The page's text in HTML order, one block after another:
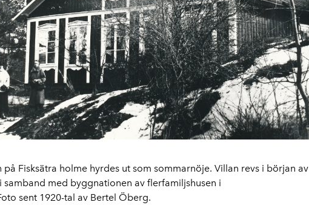
på Fisksätra holme hyrdes ut som sommarnöje. Villan revs i början av
samband med byggnationen av flerfamiljshusen i
sent 1920-tal av Bertel Öberg.